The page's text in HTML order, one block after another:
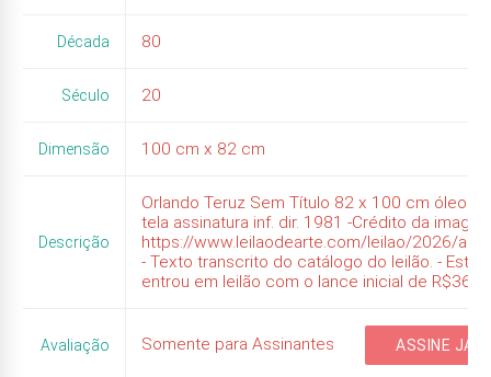
Década 80
Século 20
Dimensão 100 cm x 82 cm
Descrição
Orlando Teruz Sem Título 82 x 100 cm óleo
tela assinatura inf. dir. 1981 -Crédito da
https://www.leilaodearte.com/leilao/2026/
- Texto transcrito do catálogo do leilão. - Esta
entrou em leilão com o lance inicial de
Avaliação Somente para Assinantes ASSINE JÁ